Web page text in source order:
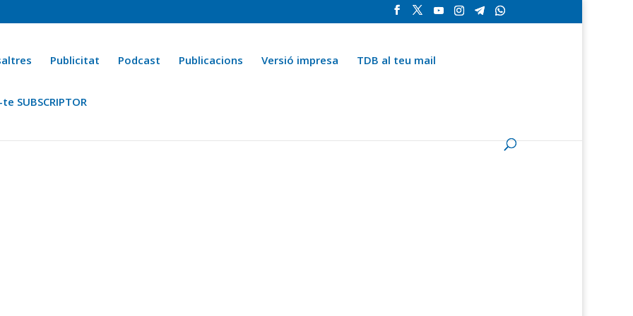
Publicitat Podcast Publicacions Versió impresa TDB al teu mail
SUBSCRIPTOR
Ara fa 25 anys